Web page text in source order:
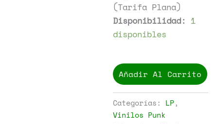
(Tarifa Plana)
Disponibilidad: 1
disponibles
-
Another
Day
cantidad
Añadir Al Carrito
Categorías: LP,
Vinilos Punk